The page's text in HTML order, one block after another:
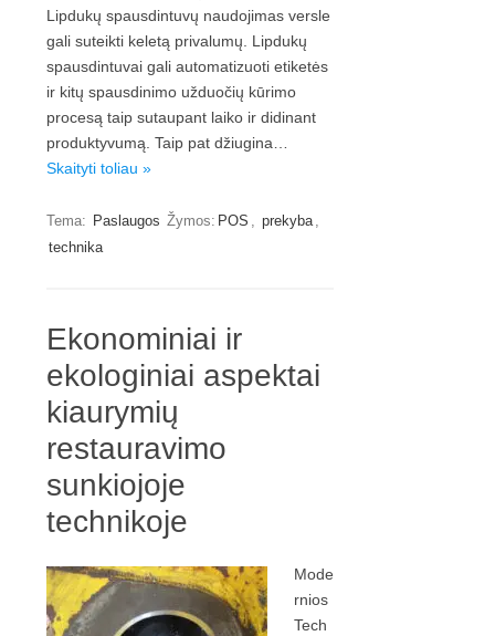
Lipdukų spausdintuvų naudojimas versle
gali suteikti keletą privalumų. Lipdukų
spausdintuvai gali automatizuoti etiketės
ir kitų spausdinimo užduočių kūrimo
procesą taip sutaupant laiko ir didinant
produktyvumą. Taip pat džiugina…
Skaityti toliau »
Tema: Paslaugos Žymos: POS , prekyba ,
technika
Ekonominiai ir
ekologiniai aspektai
kiaurymių
restauravimo
sunkiojoje
technikoje
Mode
rnios
Tech